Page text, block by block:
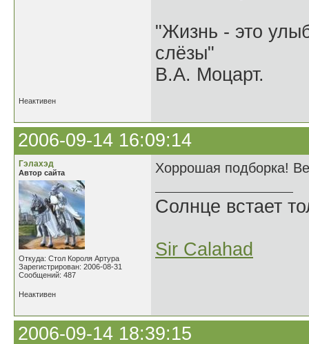
"Жизнь - это
слёзы"
В.А. Моцарт.
Неактивен
2006-09-14 16:09:14
Гэлахэд
Автор сайта
Откуда: Стол Короля Артура
Зарегистрирован: 2006-08-31
Сообщений: 487
Хоррошая подборка!
Солнце встает
Sir Calahad
Неактивен
2006-09-14 18:39:15